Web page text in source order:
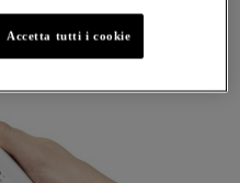
?
Accetta tutti i cookie